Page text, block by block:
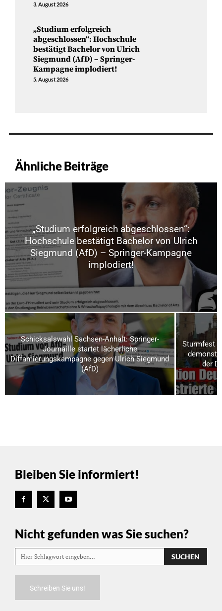
3. August 2026
„Studium erfolgreich
abgeschlossen“: Hochschule
bestätigt Bachelor von Ulrich
Siegmund (AfD) – Springer-
Kampagne implodiert!
5. August 2026
Ähnliche Beiträge
„Studium erfolgreich abgeschlossen“:
Hochschule bestätigt Bachelor von Ulrich
Siegmund (AfD) – Springer-Kampagne
implodiert!
Schicksalswahl Sachsen-Anhalt: Springer-
Journaille startet lächerliche
Diffamierungskampagne gegen Ulrich Siegmund
(AfD)
Sturmfest
der
Bleiben Sie informiert!
Nicht gefunden was Sie suchen?
Hier Schlagwort eingeben… SUCHEN
Schreiben Sie uns!